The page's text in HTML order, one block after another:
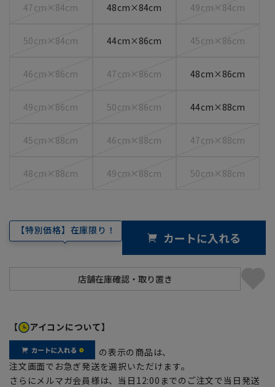
47cm×84cm 48cm×84cm 49cm×84cm
50cm×84cm 44cm×86cm 45cm×86cm
46cm×86cm 47cm×86cm 48cm×86cm
49cm×86cm 50cm×86cm 44cm×88cm
45cm×88cm 46cm×88cm 47cm×88cm
48cm×88cm 49cm×88cm 50cm×88cm
【特別価格】在庫限り！ カートに入れる
【 アイコンについて】
の表示の商品は、
注文画面でお急ぎ発送を選択いただけます。
さらにメルマガ会員様は、当日12:00までのご注文で当日発送